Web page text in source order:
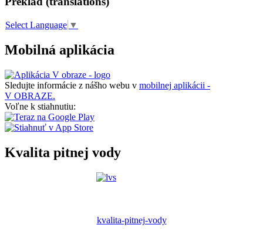
Select Language ▼
Mobilná aplikácia
Sledujte informácie z nášho webu v mobilnej aplikácii -
V OBRAZE.
Voľne k stiahnutiu:
Kvalita pitnej vody
kvalita-pitnej-vody